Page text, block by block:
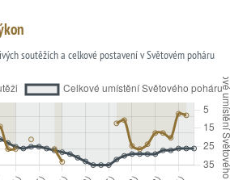
soutěžích a celkové postavení v Světovém poháru